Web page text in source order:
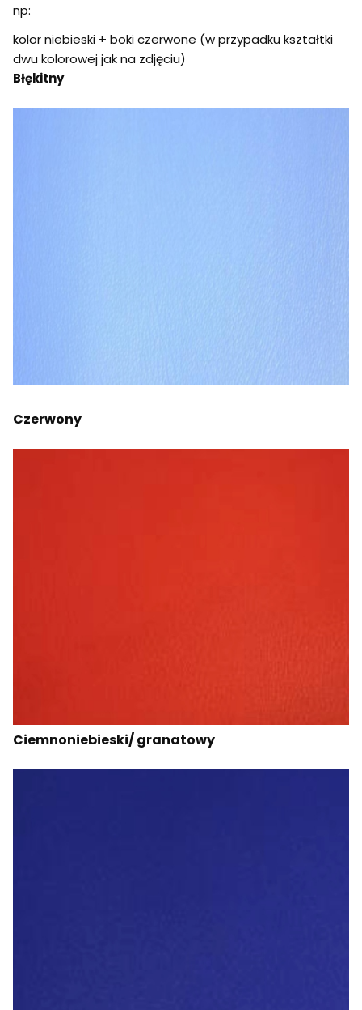
np:
kolor niebieski + boki czerwone (w przypadku kształtki
dwu kolorowej jak na zdjęciu)
Błękitny
Czerwony
Ciemnoniebieski/ granatowy